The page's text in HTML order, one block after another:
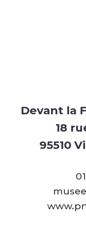
Devant la
18
95510